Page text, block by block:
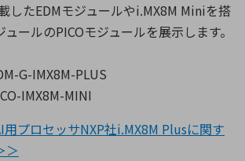
したEDMモジュールやi.MX8M Miniを搭
ールのPICOモジュールを展示します。
G-IMX8M-PLUS
IMX8M-MINI
プロセッサNXP社i.MX8M Plusに関す
＞